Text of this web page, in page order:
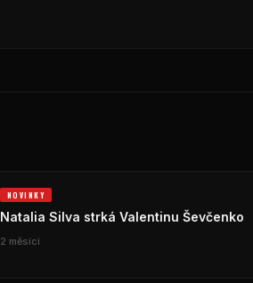
NOVINKY
Natalia Silva strká Valentinu Ševčenko
2 měsíci